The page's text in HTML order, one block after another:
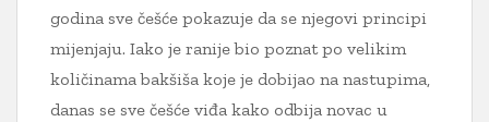
godina sve češće pokazuje da se njegovi principi
mijenjaju. Iako je ranije bio poznat po velikim
količinama bakšiša koje je dobijao na nastupima,
danas se sve češće viđa kako odbija novac u